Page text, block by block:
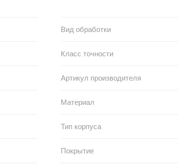
Вид обработки
Класс точности
Артикул производителя
Материал
Тип корпуса
Покрытие